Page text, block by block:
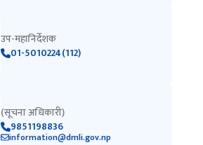
उप-महानिर्देशक
01-5010224(112)
(सूचना अधिकारी)
9851198836
information@dmli.gov.np